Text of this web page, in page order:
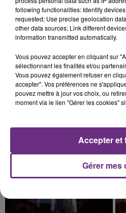
19h21
19h21
19h15
19h15
following functionalities: Identify
requested; Use precise geolocation
other data sources; Link different
information transmitted automatically.
Vous pouvez accepter en cliquant sur
sélectionnant les finalités et/ou
Vous pouvez également refuser en
accepter". Vos préférences ne
pouvez mettre à jour vos choix, ou
moment via le lien "Gérer les cookies"
Gérer mes
Accepter et